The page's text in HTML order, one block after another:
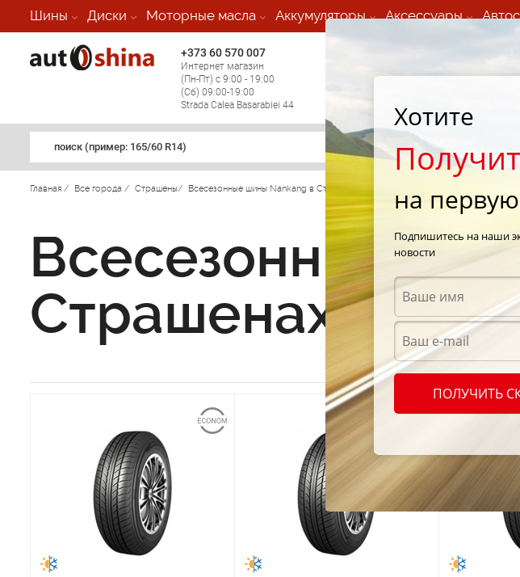
Шины Диски Моторные масла Аккумуляторы Аксессуары
+373 60 570 007
Интернет магазин
(Пн-Пт) с 9:00 - 19:00
(Сб) 09:00-19:00
Strada Calea Basarabiei 44
(круглосуточно по всем
(Пн-Пт)
поиск (примеp: 165/60 R14)
Главная / Все города / Страшены/ Всесезонные шины Nankang в Страшенах /
Всесезонные
Страшенах
Хотите
на
Подпишитесь на наши
новости
ПОЛУЧИТЬ